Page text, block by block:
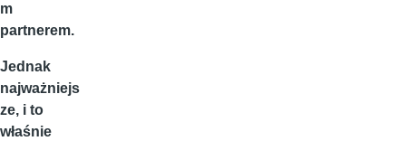
m
partnerem.
Jednak
najważniejs
ze, i to
właśnie